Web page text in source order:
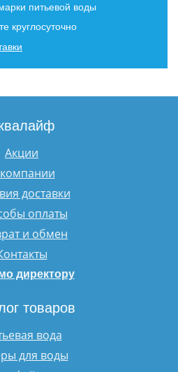
питьевой воды
круглосуточно
Акции
доставки
оплаты
и обмен
директору
товаров
вода
для воды